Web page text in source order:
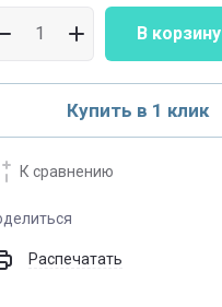
В корзину
Купить в 1 клик
К сравнению
Распечатать